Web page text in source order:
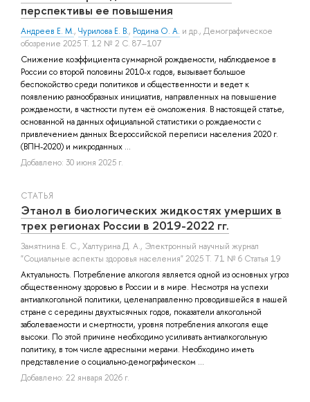
перспективы ее повышения
Андреев Е. М., Чурилова Е. В., Родина О. А. и др., Демографическое
обозрение 2025 Т. 12 № 2 С. 87–107
Снижение коэффициента суммарной рождаемости, наблюдаемое в
России со второй половины 2010-х годов, вызывает большое
беспокойство среди политиков и общественности и ведет к
появлению разнообразных инициатив, направленных на повышение
рождаемости, в частности путем её омоложения. В настоящей статье,
основанной на данных официальной статистики о рождаемости с
привлечением данных Всероссийской переписи населения 2020 г.
(ВПН-2020) и микроданных ...
Добавлено: 30 июня 2025 г.
СТАТЬЯ
Этанол в биологических жидкостях умерших в
трех регионах России в 2019-2022 гг.
Замятнина Е. С., Халтурина Д. А., Электронный научный журнал
"Социальные аспекты здоровья населения" 2025 Т. 71 № 6 Статья 19
Актуальность. Потребление алкоголя является одной из основных угроз
общественному здоровью в России и в мире. Несмотря на успехи
антиалкогольной политики, целенаправленно проводившейся в нашей
стране с середины двухтысячных годов, показатели алкогольной
заболеваемости и смертности, уровня потребления алкоголя еще
высоки. По этой причине необходимо усиливать антиалкогольную
политику, в том числе адресными мерами. Необходимо иметь
представление о социально-демографическом ...
Добавлено: 22 января 2026 г.